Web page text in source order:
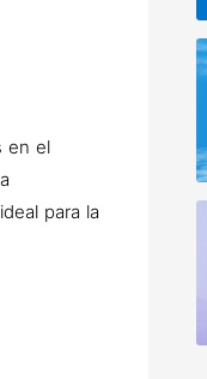
en el
para la